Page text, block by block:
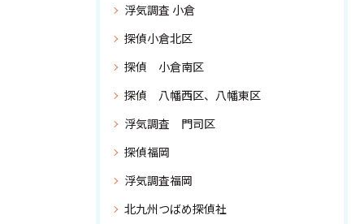
浮気調査 小倉
探偵小倉北区
探偵 小倉南区
探偵 八幡西区、八幡東区
浮気調査 門司区
探偵福岡
浮気調査福岡
北九州つばめ探偵社